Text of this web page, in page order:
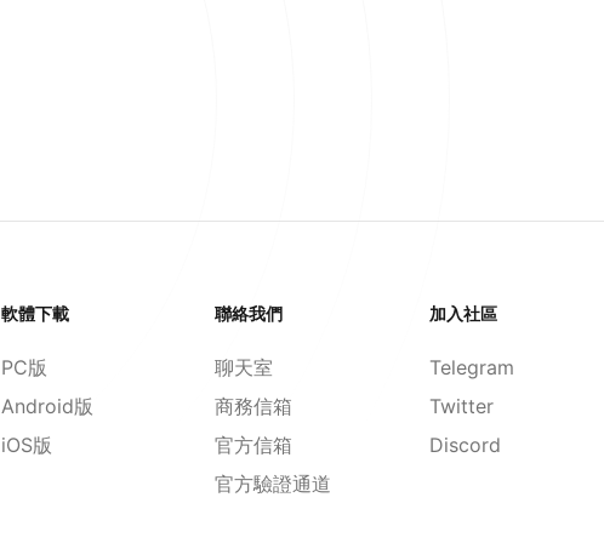
軟體下載
PC版
Android版
iOS版
聯絡我們
聊天室
商務信箱
官方信箱
官方驗證通道
加入社區
Telegram
Twitter
Discord